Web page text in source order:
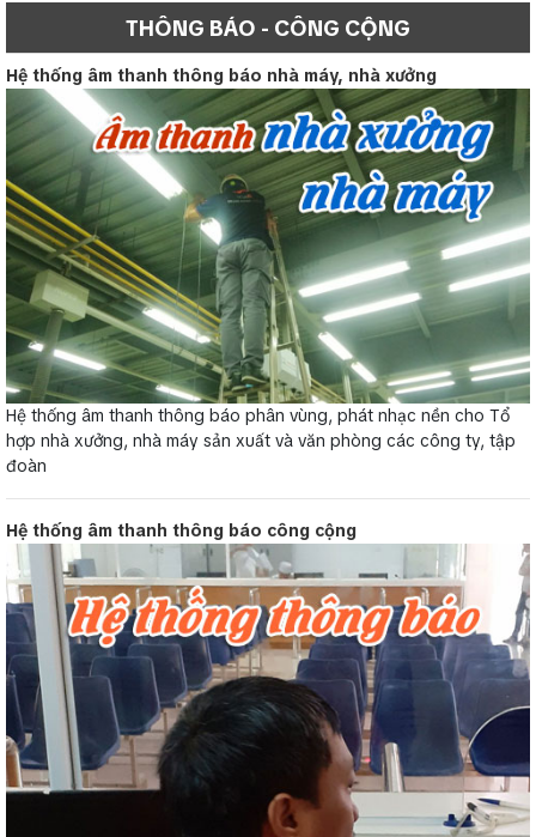
THÔNG BÁO - CÔNG CỘNG
Hệ thống âm thanh thông báo nhà máy, nhà xưởng
Hệ thống âm thanh thông báo phân vùng, phát nhạc nền cho Tổ
hợp nhà xưởng, nhà máy sản xuất và văn phòng các công ty, tập
đoàn
Hệ thống âm thanh thông báo công cộng